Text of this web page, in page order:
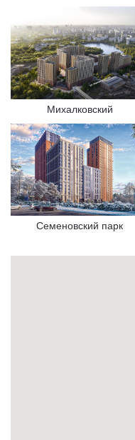
Михалковский
Семеновский парк